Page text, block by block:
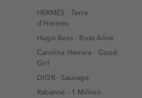
HERMÈS - Terre
d'Hermés
Hugo Boss - Boss Alive
Carolina Herrera - Good
Girl
DIOR - Sauvage
Rabanne - 1 Million